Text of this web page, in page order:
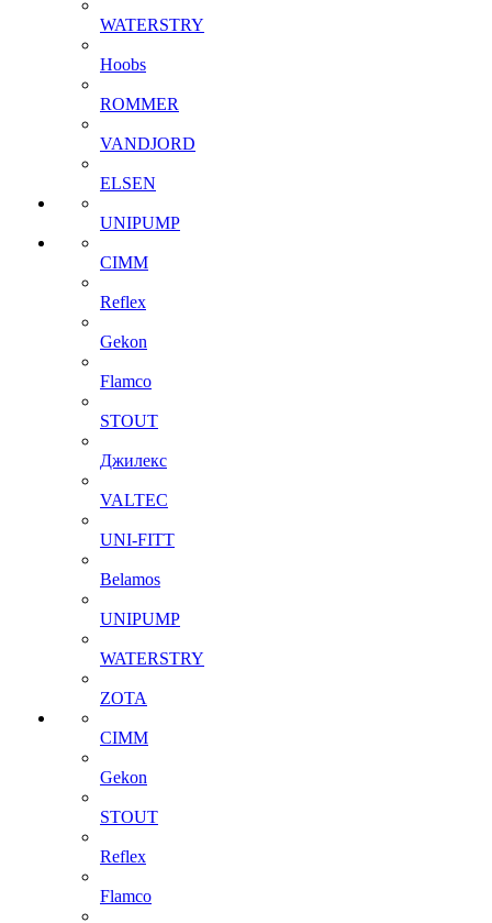
WATERSTRY
Hoobs
ROMMER
VANDJORD
ELSEN
UNIPUMP
CIMM
Reflex
Gekon
Flamco
STOUT
Джилекс
VALTEC
UNI-FITT
Belamos
UNIPUMP
WATERSTRY
ZOTA
CIMM
Gekon
STOUT
Reflex
Flamco